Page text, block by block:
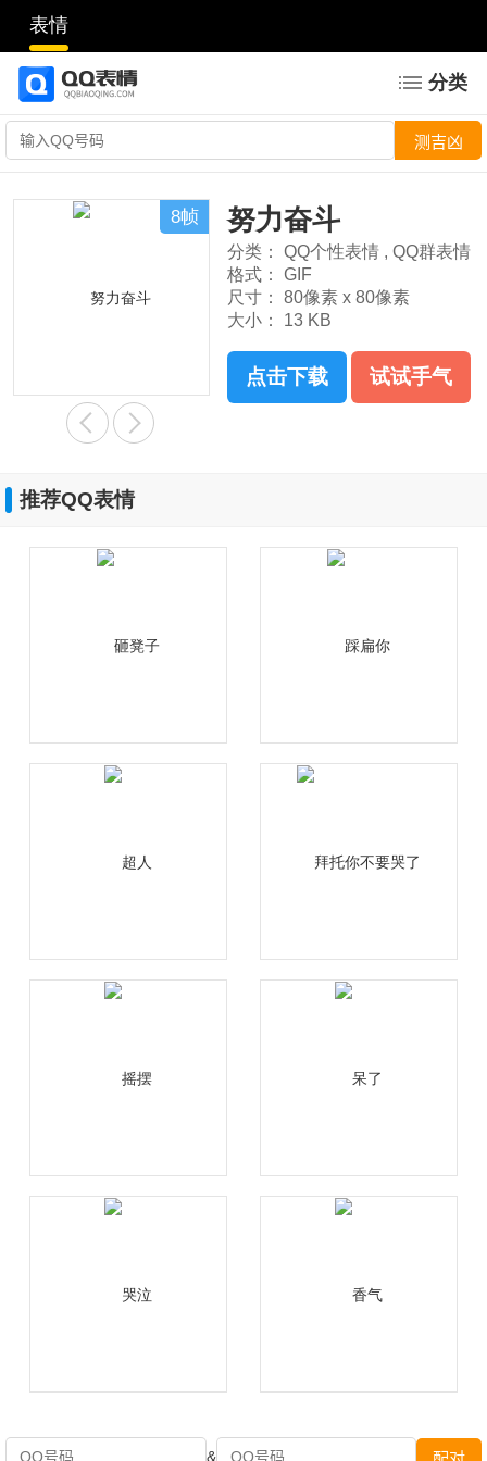
表情
分类
8帧 努力奋斗
分类： QQ个性表情 , QQ群表情
格式：
GIF
尺寸：
80像素 x 80像素
大小：
13 KB
点击下载 试试手气
推荐QQ表情